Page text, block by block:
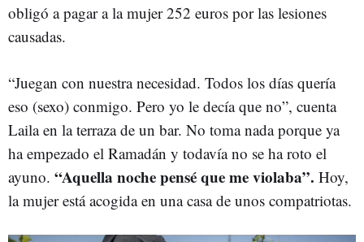
obligó a pagar a la mujer 252 euros por las lesiones
causadas.
“Juegan con nuestra necesidad. Todos los días quería
eso (sexo) conmigo. Pero yo le decía que no”, cuenta
Laila en la terraza de un bar. No toma nada porque ya
ha empezado el Ramadán y todavía no se ha roto el
ayuno. “Aquella noche pensé que me violaba”. Hoy,
la mujer está acogida en una casa de unos compatriotas.